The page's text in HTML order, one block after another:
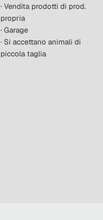
· Vendita prodotti di prod.
propria
· Garage
· Si accettano animali di
piccola taglia